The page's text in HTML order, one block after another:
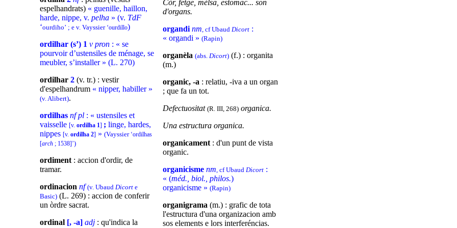
espelhandrats) « guenille, haillon,
harde, nippe, v. pelha » (v. TdF
‘ourdiho’ ; e v. Vayssier ‘ourdillo)
ordilhar (s’) 1 v pron : « se
pourvoir d’ustensiles de ménage, se
meubler, s’installer » (L. 270)
ordilhar 2 (v. tr.) : vestir
d'espelhandrum « nipper, habiller »
(v. Alibert).
ordilhas nf pl : « ustensiles et
vaisselle [v. ordilha 1] ; linge, hardes,
nippes [v. ordilha 2] » (Vayssier ‘ordilhas
[arch ; 1538]’)
ordiment : accion d'ordir, de
tramar.
ordinacion nf (v. Ubaud Dicort e
Basic) (L. 269) : accion de conferir
un òrdre sacrat.
ordinal [, -a] adj : qu'indica la
Còr, fetge, mèlsa, estomac... son
d'organs.
organdi nm, cf Ubaud Dicort :
« organdi » (Rapin)
organèla (abs. Dicort) (f.) : organita
(m.)
organic, -a : relatiu, -iva a un organ
; que fa un tot.
Defectuositat (R. III, 268) organica.
Una estructura organica.
organicament : d'un punt de vista
organic.
organicisme nm, cf Ubaud Dicort :
« (méd., biol., philos.)
organicisme » (Rapin)
organigrama (m.) : grafic de tota
l'estructura d'una organizacion amb
sos elements e lors interferéncias.